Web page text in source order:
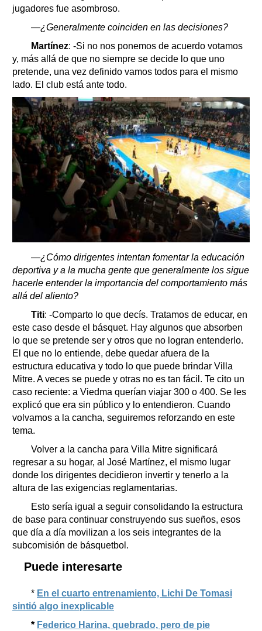
jugadores fue asombroso.
—¿Generalmente coinciden en las decisiones?
Martínez: -Si no nos ponemos de acuerdo votamos
y, más allá de que no siempre se decide lo que uno
pretende, una vez definido vamos todos para el mismo
lado. El club está ante todo.
—¿Cómo dirigentes intentan fomentar la educación
deportiva y a la mucha gente que generalmente los sigue
hacerle entender la importancia del comportamiento más
allá del aliento?
Titi: -Comparto lo que decís. Tratamos de educar, en
este caso desde el básquet. Hay algunos que absorben
lo que se pretende ser y otros que no logran entenderlo.
El que no lo entiende, debe quedar afuera de la
estructura educativa y todo lo que puede brindar Villa
Mitre. A veces se puede y otras no es tan fácil. Te cito un
caso reciente: a Viedma querían viajar 300 o 400. Se les
explicó que era sin público y lo entendieron. Cuando
volvamos a la cancha, seguiremos reforzando en este
tema.
Volver a la cancha para Villa Mitre significará
regresar a su hogar, al José Martínez, el mismo lugar
donde los dirigentes decidieron invertir y tenerlo a la
altura de las exigencias reglamentarias.
Esto sería igual a seguir consolidando la estructura
de base para continuar construyendo sus sueños, esos
que día a día movilizan a los seis integrantes de la
subcomisión de básquetbol.
Puede interesarte
* En el cuarto entrenamiento, Lichi De Tomasi
sintió algo inexplicable
* Federico Harina, quebrado, pero de pie